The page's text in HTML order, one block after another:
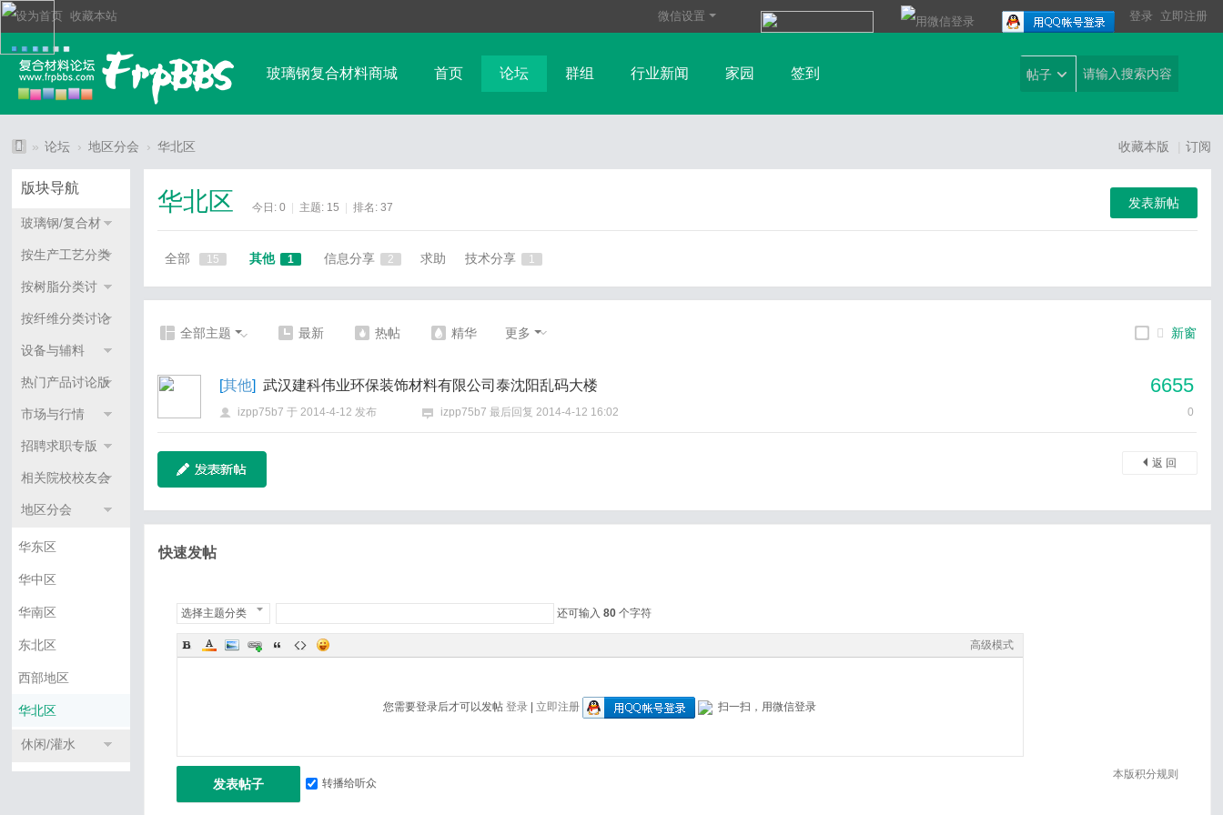
设为首页 收藏本站 登录 立即注册
微信设置
玻璃钢复合材料商城 首页 论坛 群组 行业新闻 家园 签到 帖子
F
P
玻
璃
钢
材
料
论
坛
» 论坛 › 地区分会 › 华北区 收藏本版 订阅
版块导航
玻璃钢/复合材
料综合讨论
按生产工艺分类
讨论
按树脂分类讨
论-树脂论坛
按纤维分类讨论
设备与辅料
热门产品讨论版
市场与行情
招聘求职专版
相关院校校友会
地区分会
华东区
华中区
华南区
东北区
西部地区
华北区
休闲/灌水
发表新帖
华北区 今日:0 主题: 15 排名:37
全部 15 其他 1 信息分享 2 求助 技术分享 1
全部主题 最新 热帖 精华 更多 新窗
6655
[其他] 武汉建科伟业环保装饰材料有限公司泰沈阳乱码大楼
0
izpp75b7 于2014-4-12 发布 izpp75b7 最后回复2014-4-12 16:02
返 回
快速发帖
选择主题分类 还可输入80 个字符
高级模式
您需要登录后才可以发帖登录 立即注册 扫一扫，用微信登录
本版积分规则
发表帖子 转播给听众